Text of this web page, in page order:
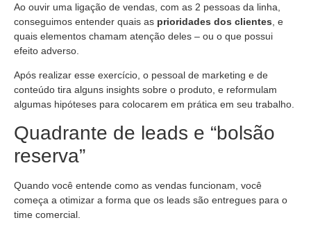
Ao ouvir uma ligação de vendas, com as 2 pessoas da linha,
conseguimos entender quais as prioridades dos clientes , e
quais elementos chamam atenção deles – ou o que possui
efeito adverso.
Após realizar esse exercício, o pessoal de marketing e de
conteúdo tira alguns insights sobre o produto, e reformulam
algumas hipóteses para colocarem em prática em seu trabalho.
Quadrante de leads e “bolsão
reserva”
Quando você entende como as vendas funcionam, você
começa a otimizar a forma que os leads são entregues para o
time comercial.